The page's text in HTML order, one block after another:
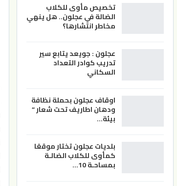
تخصيص مأوى للكلاب
الضالة في عجلون.. هل ينهي
مخاطر انتشارها؟
عجلون : جويعد يتابع سير
تدريب كوادر التعداد
السكاني
اوقاف عجلون بحملة نظافة
ودهان اطاريف تحت شعار ”
بيئة…
بلديات عجلون تختار موقعًا
كمأوى للكلاب الضالـة
بمساحـة 10…